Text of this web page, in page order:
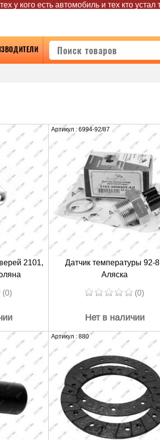
у кого есть автомобиль и тех кто
2101,
(0)
Артикул : 6994-92/87
Датчик температуры 92-
Аляска
(0)
Нет в наличии
Артикул : 880